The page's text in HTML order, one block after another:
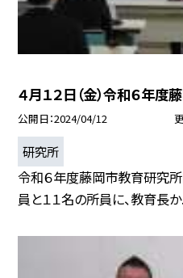
４月１２日（金）令和６年
公開日 2024/04/12
研究所
令和６年度藤岡市教育研究
員と１１名の所員に、教育長